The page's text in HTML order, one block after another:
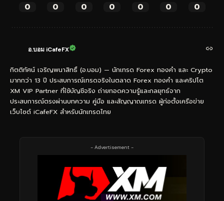
0 0 0 0 0 0 0
อ.บอม iCafeFX
กิตติทัศน์ เจริญพนาสิทธิ์ (อ.บอม) — นักเทรด Forex ทองคำ และ Crypto
มากกว่า 13 ปี ประสบการณ์เทรดจริงในตลาด Forex ทองคำ และคริปโต
XM VIP Partner ที่ใช้บัญชีจริง ถ่ายทอดความรู้และกลยุทธ์จาก
ประสบการณ์ตรงผ่านบทความ คู่มือ และสัญญาณเทรด ผู้ก่อตั้งเครือข่าย
เว็บไซต์ iCafeFX สำหรับนักเทรดไทย
- Advertisement -